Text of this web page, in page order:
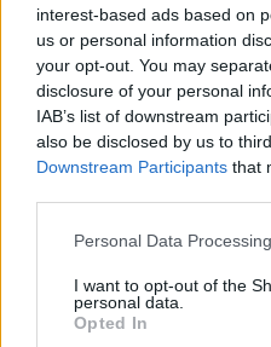
interest-based ads based on
us or personal information
your opt-out. You may
disclosure of your personal
IAB’s list of downstream
also be disclosed by us to
Downstream Participants that
Please note that this website/
not limited to your visit or
grant or deny consent to
use your data for below
Personal Data
I want to opt-out of the
personal data.
Opted In
Új dallal
Keys
KoaX•2024. október 27.